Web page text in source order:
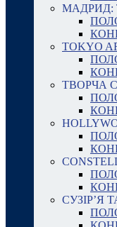
МАДРИД:
TOKYO
ТВОРЧА
СУЗІР’Я